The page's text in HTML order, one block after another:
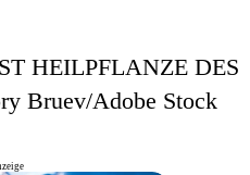
HEILPFLANZE DES
Bruev/Adobe Stock